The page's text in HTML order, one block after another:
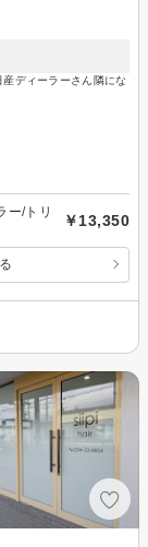
ディーラーさん隣にな
ー/トリ
￥13,350